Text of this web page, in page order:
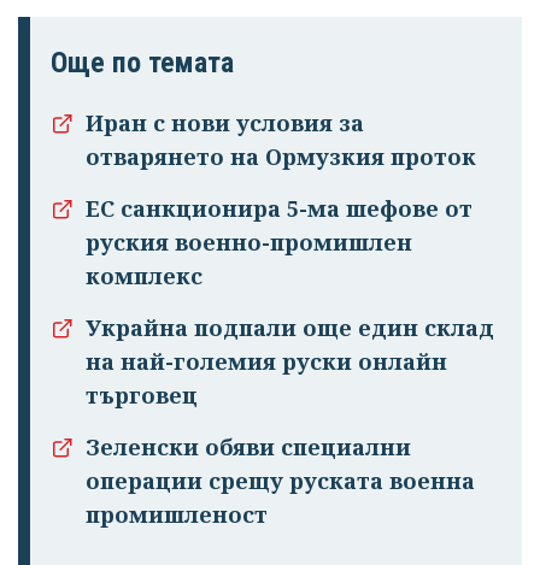
Още по темата
Иран с нови условия за
отварянето на Ормузкия проток
ЕС санкционира 5-ма шефове от
руския военно-промишлен
комплекс
Украйна подпали още един склад
на най-големия руски онлайн
търговец
Зеленски обяви специални
операции срещу руската военна
промишленост